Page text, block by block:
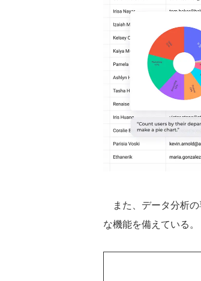
また、データ分析の
な機能を備えている。